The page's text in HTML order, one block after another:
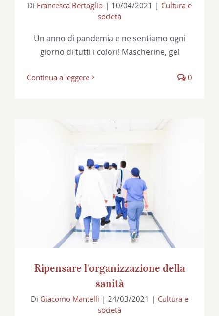
Di Francesca Bertoglio | 10/04/2021 | Cultura e
società
Un anno di pandemia e ne sentiamo ogni
giorno di tutti i colori! Mascherine, gel
Continua a leggere 0
Ripensare l’organizzazione della sanità
Ripensare l’organizzazione della
sanità
Di Giacomo Mantelli | 24/03/2021 | Cultura e
società